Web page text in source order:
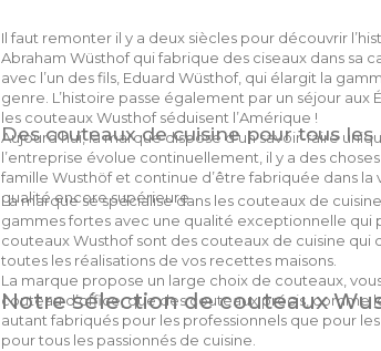
Il faut remonter il y a deux siècles pour découvrir
Abraham Wüsthof qui fabrique des ciseaux dans sa
avec l’un des fils, Eduard Wüsthof, qui élargit la
genre. L’histoire passe également par un séjour
les couteaux Wusthof séduisent l’Amérique !
Aujourd’hui, la marque dispose d’un savoir-faire
l’entreprise évolue continuellement, il y a des
famille Wusthöf et continue d’être fabriquée dans
qualité encore supérieure.
Des couteaux de cuisine pour tous
La marque se spécialise dans les couteaux de
gammes fortes avec une qualité exceptionnelle qui
couteaux Wusthof sont des couteaux de cuisine
toutes les réalisations de vos recettes maisons.
La marque propose un large choix de couteaux,
couteau d’office, que des couteaux précis, comme
autant fabriqués pour les professionnels que pour
pour tous les passionnés de cuisine.
Notre sélection de couteaux